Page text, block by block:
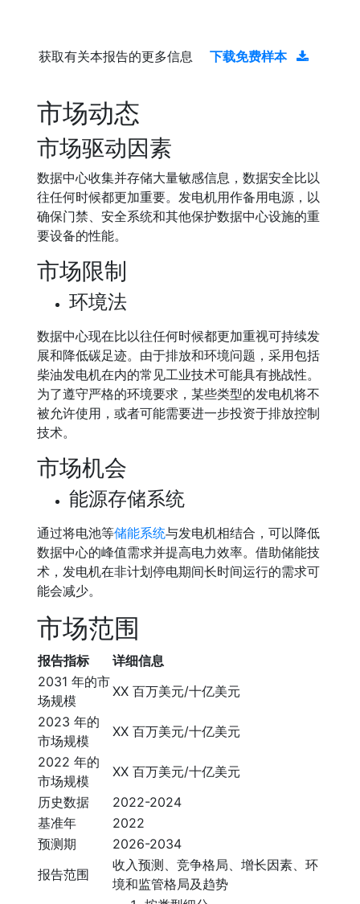
获取有关本报告的更多信息 下载免费样本
市场动态
市场驱动因素
数据中心收集并存储大量敏感信息，数据安全比以
往任何时候都更加重要。发电机用作备用电源，以
确保门禁、安全系统和其他保护数据中心设施的重
要设备的性能。
市场限制
环境法
数据中心现在比以往任何时候都更加重视可持续发
展和降低碳足迹。由于排放和环境问题，采用包括
柴油发电机在内的常见工业技术可能具有挑战性。
为了遵守严格的环境要求，某些类型的发电机将不
被允许使用，或者可能需要进一步投资于排放控制
技术。
市场机会
能源存储系统
通过将电池等储能系统与发电机相结合，可以降低
数据中心的峰值需求并提高电力效率。借助储能技
术，发电机在非计划停电期间长时间运行的需求可
能会减少。
市场范围
报告指标
详细信息
2031 年的市
场规模
XX 百万美元/十亿美元
2023 年的
市场规模
XX 百万美元/十亿美元
2022 年的
市场规模
XX 百万美元/十亿美元
历史数据
2022-2024
基准年
2022
预测期
2026-2034
报告范围
收入预测、竞争格局、增长因素、环
境和监管格局及趋势